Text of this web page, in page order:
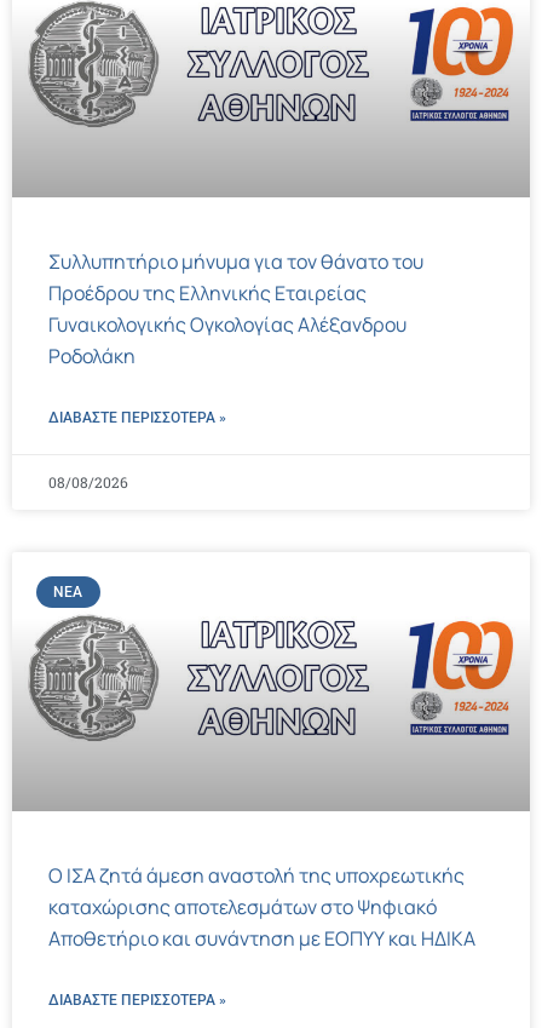
Συλλυπητήριο μήνυμα για τον θάνατο του
Προέδρου της Ελληνικής Εταιρείας
Γυναικολογικής Ογκολογίας Αλέξανδρου
Ροδολάκη
ΔΙΑΒΑΣΤΕ ΠΕΡΙΣΣΌΤΕΡΑ »
08/08/2026
ΝΈΑ
Ο ΙΣΑ ζητά άμεση αναστολή της υποχρεωτικής
καταχώρισης αποτελεσμάτων στο Ψηφιακό
Αποθετήριο και συνάντηση με ΕΟΠΥΥ και ΗΔΙΚΑ
ΔΙΑΒΑΣΤΕ ΠΕΡΙΣΣΌΤΕΡΑ »